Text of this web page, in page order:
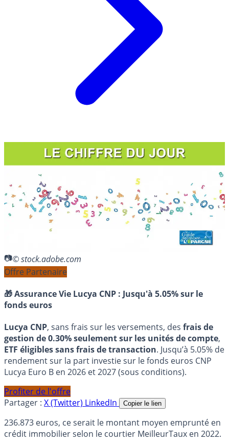
© stock.adobe.com
Offre Partenaire
🎁 Assurance Vie Lucya CNP : Jusqu'à 5.05% sur le
fonds euros
Lucya CNP, sans frais sur les versements, des frais de
gestion de 0.30% seulement sur les unités de compte,
ETF éligibles sans frais de transaction. Jusqu’à 5.05% de
rendement sur la part investie sur le fonds euros CNP
Lucya Euro B en 2026 et 2027 (sous conditions).
Profiter de l'offre
Partager : X (Twitter) LinkedIn Copier le lien
236.873 euros, ce serait le montant moyen emprunté en
crédit immobilier selon le courtier MeilleurTaux en 2022.